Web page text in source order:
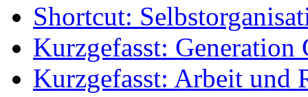
Shortcut:
Kurzgefasst: Generation
Kurzgefasst: Arbeit und